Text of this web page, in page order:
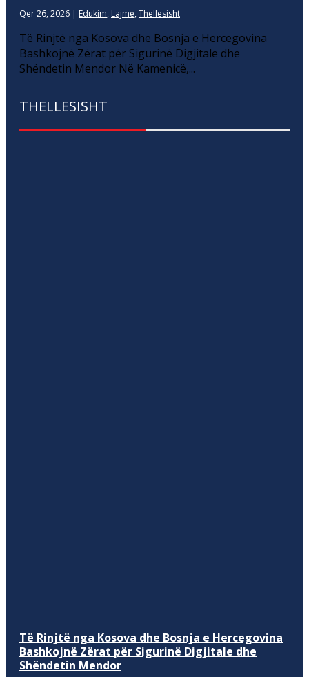
Qer 26, 2026 | Edukim, Lajme, Thellesisht
Të Rinjtë nga Kosova dhe Bosnja e Hercegovina
Bashkojnë Zërat për Sigurinë Digjitale dhe
Shëndetin Mendor Në Kamenicë,...
THELLESISHT
Të Rinjtë nga Kosova dhe Bosnja e Hercegovina
Bashkojnë Zërat për Sigurinë Digjitale dhe
Shëndetin Mendor